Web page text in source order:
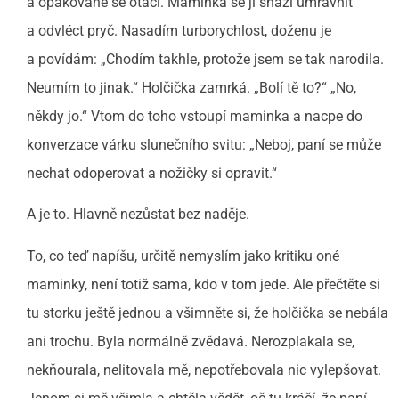
a odvléct pryč. Nasadím turborychlost, doženu je
a povídám: „Chodím takhle, protože jsem se tak narodila.
Neumím to jinak.“ Holčička zamrká. „Bolí tě to?“ „No,
někdy jo.“ Vtom do toho vstoupí maminka a nacpe do
konverzace várku slunečního svitu: „Neboj, paní se může
nechat odoperovat a nožičky si opravit.“
A je to. Hlavně nezůstat bez naděje.
To, co teď napíšu, určitě nemyslím jako kritiku oné
maminky, není totiž sama, kdo v tom jede. Ale přečtěte si
tu storku ještě jednou a všimněte si, že holčička se nebála
ani trochu. Byla normálně zvědavá. Nerozplakala se,
nekňourala, nelitovala mě, nepotřebovala nic vylepšovat.